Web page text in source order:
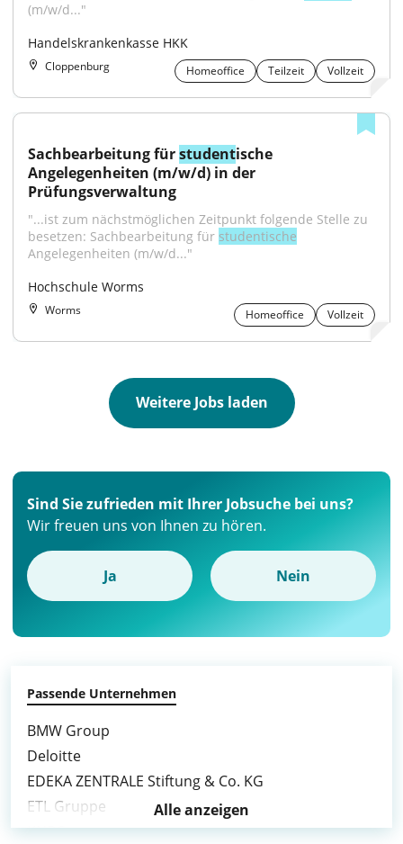
(m/w/d..."
Handelskrankenkasse HKK
Cloppenburg Homeoffice Teilzeit Vollzeit
Sachbearbeitung für studentische
Angelegenheiten (m/w/d) in der
Prüfungsverwaltung
"...ist zum nächstmöglichen Zeitpunkt folgende Stelle zu
besetzen: Sachbearbeitung für studentische
Angelegenheiten (m/w/d..."
Hochschule Worms
Worms Homeoffice Vollzeit
Weitere Jobs laden
Sind Sie zufrieden mit Ihrer Jobsuche bei uns?
Wir freuen uns von Ihnen zu hören.
Ja Nein
Passende Unternehmen
BMW Group
Deloitte
EDEKA ZENTRALE Stiftung & Co. KG
ETL Gruppe
KNDS
Alle anzeigen